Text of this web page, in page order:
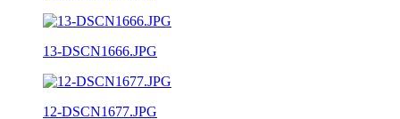
13-DSCN1666.JPG
12-DSCN1677.JPG